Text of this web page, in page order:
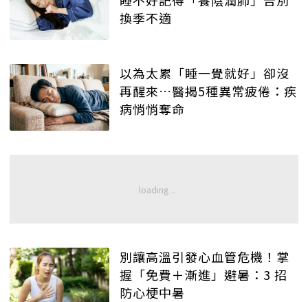
換季不適
以為太累「睡一覺就好」卻沒
再醒來…醫揭5種異常疲倦：疾
病悄悄奪命
別讓高溫引發心血管危機！掌
握「免費＋漸進」避暑：3 招
防心梗中暑